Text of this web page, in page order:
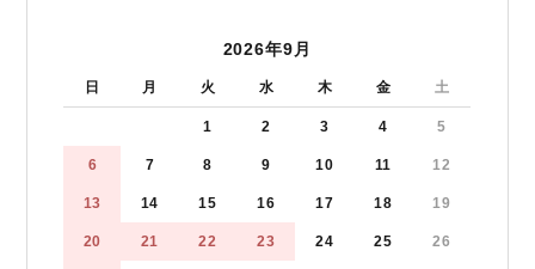
2026年9月
日 月 火 水 木 金 土
1 2 3 4 5
6 7 8 9 10 11 12
13 14 15 16 17 18 19
20 21 22 23 24 25 26